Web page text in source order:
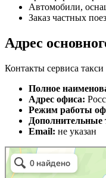
Автомобили,
Заказ частных
Адрес
Контакты сервиса
Полное
Адрес офиса:
Режим работы
Дополнительные
Email: не указан